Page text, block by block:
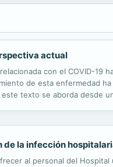
actual
con el COVID-
de esta enfermedad
texto se aborda desde
de la infección
al personal del